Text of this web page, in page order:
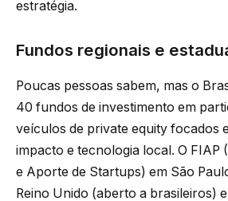
estratégia.
Fundos regionais e
Poucas pessoas sabem, mas o
40 fundos de investimento em
veículos de private equity focados
impacto e tecnologia local. O FIAP
e Aporte de Startups) em São
Reino Unido (aberto a brasileiros)